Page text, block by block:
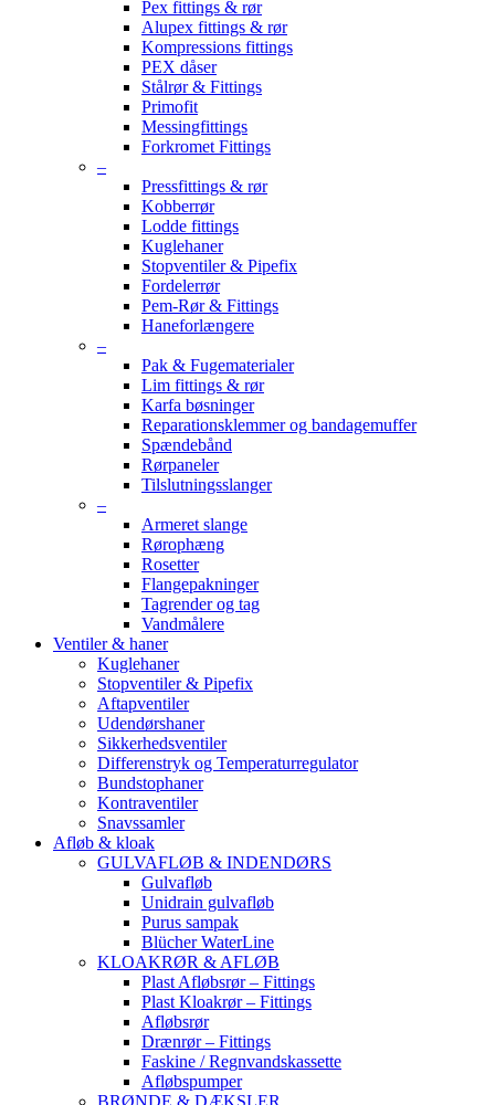
Pex fittings & rør
Alupex fittings & rør
Kompressions fittings
PEX dåser
Stålrør & Fittings
Primofit
Messingfittings
Forkromet Fittings
–
Pressfittings & rør
Kobberrør
Lodde fittings
Kuglehaner
Stopventiler & Pipefix
Fordelerrør
Pem-Rør & Fittings
Haneforlængere
–
Pak & Fugematerialer
Lim fittings & rør
Karfa bøsninger
Reparationsklemmer og bandagemuffer
Spændebånd
Rørpaneler
Tilslutningsslanger
–
Armeret slange
Rørophæng
Rosetter
Flangepakninger
Tagrender og tag
Vandmålere
Ventiler & haner
Kuglehaner
Stopventiler & Pipefix
Aftapventiler
Udendørshaner
Sikkerhedsventiler
Differenstryk og Temperaturregulator
Bundstophaner
Kontraventiler
Snavssamler
Afløb & kloak
GULVAFLØB & INDENDØRS
Gulvafløb
Unidrain gulvafløb
Purus sampak
Blücher WaterLine
KLOAKRØR & AFLØB
Plast Afløbsrør – Fittings
Plast Kloakrør – Fittings
Afløbsrør
Drænrør – Fittings
Faskine / Regnvandskassette
Afløbspumper
BRØNDE & DÆKSLER